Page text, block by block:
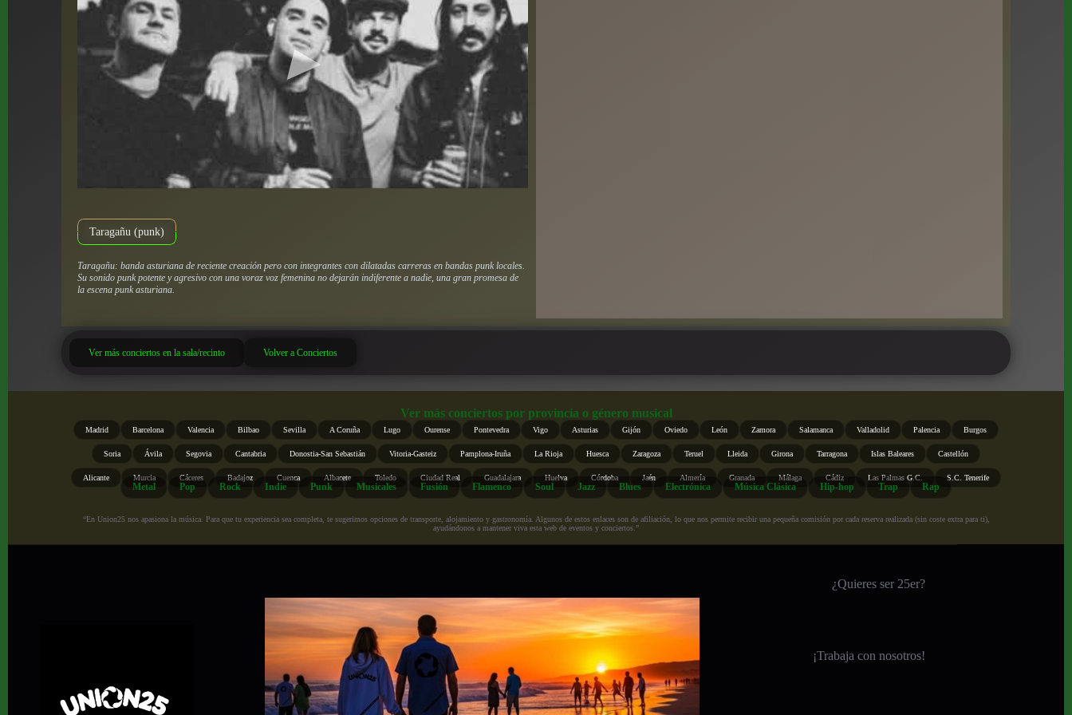
Taragañu (punk)
Taragañu: banda asturiana de reciente creación pero con integrantes con dilatadas carreras en bandas punk locales.
Su sonido punk potente y agresivo con una voraz voz femenina no dejarán indiferente a nadie, una gran promesa de
la escena punk asturiana.
Ver más conciertos en la sala/recinto Volver a Conciertos
Ver más conciertos por provincia o género musical
Madrid Barcelona Valencia Bilbao Sevilla A Coruña Lugo Ourense Pontevedra Vigo Asturias Gijón Oviedo León Zamora Salamanca Valladolid Palencia Burgos
Soria Ávila Segovia Cantabria Donostia-San Sebastián Vitoria-Gasteiz Pamplona-Iruña La Rioja Huesca Zaragoza Teruel Lleida Girona Tarragona Islas Baleares Castellón
Alicante Murcia Cáceres Badajoz Cuenca Albacete Toledo Ciudad Real Guadalajara Huelva Córdoba Jaén Almería Granada Málaga Cádiz Las Palmas G.C. S.C. Tenerife
Metal Pop Rock Indie Punk Musicales Fusión Flamenco Soul Jazz Blues Electrónica Música Clásica Hip-hop Trap Rap
“En Union25 nos apasiona la música. Para que tu experiencia sea completa, te sugerimos opciones de transporte, alojamiento y gastronomía. Algunos de estos enlaces son de afiliación, lo que nos permite recibir una pequeña comisión por cada reserva realizada (sin coste extra para ti),
ayudándonos a mantener viva esta web de eventos y conciertos.”
¿Quieres ser 25er?
¡Trabaja con nosotros!